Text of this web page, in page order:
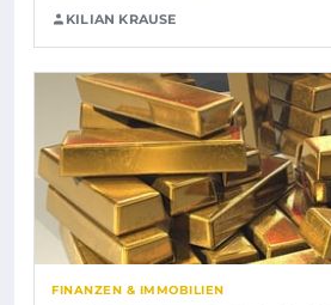
KILIAN KRAUSE
FINANZEN & IMMOBILIEN